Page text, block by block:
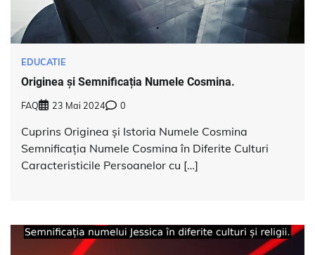
EDUCATIE
Originea și Semnificația Numele Cosmina.
FAQ 23 Mai 2024 0
Cuprins Originea și Istoria Numele Cosmina
Semnificația Numele Cosmina în Diferite Culturi
Caracteristicile Persoanelor cu […]